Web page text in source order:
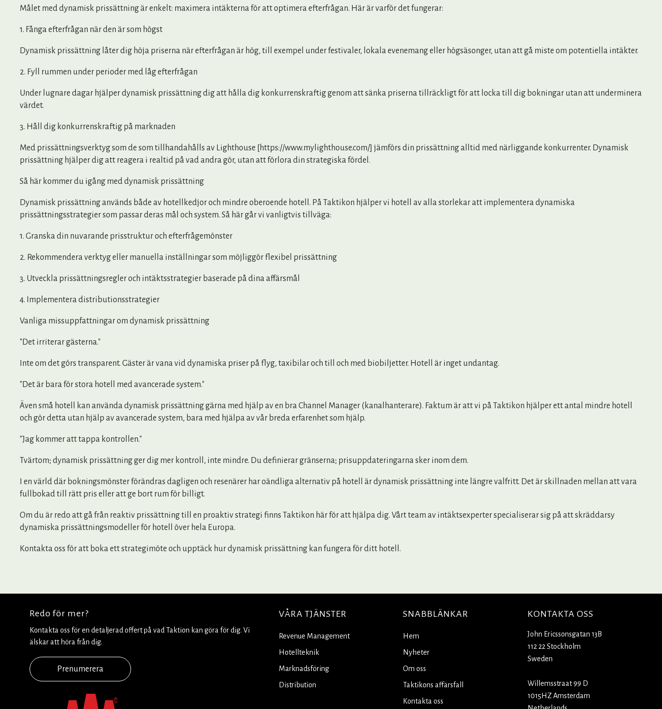
Målet med dynamisk prissättning är enkelt: maximera intäkterna för att optimera efterfrågan. Här är varför det fungerar:
1. Fånga efterfrågan när den är som högst
Dynamisk prissättning låter dig höja priserna när efterfrågan är hög, till exempel under festivaler, lokala evenemang eller högsäsonger, utan att gå miste om potentiella intäkter.
2. Fyll rummen under perioder med låg efterfrågan
Under lugnare dagar hjälper dynamisk prissättning dig att hålla dig konkurrenskraftig genom att sänka priserna tillräckligt för att locka till dig bokningar utan att underminera
värdet.
3. Håll dig konkurrenskraftig på marknaden
Med prissättningsverktyg som de som tillhandahålls av Lighthouse [https://www.mylighthouse.com/] jämförs din prissättning alltid med närliggande konkurrenter. Dynamisk
prissättning hjälper dig att reagera i realtid på vad andra gör, utan att förlora din strategiska fördel.
Så här kommer du igång med dynamisk prissättning
Dynamisk prissättning används både av hotellkedjor och mindre oberoende hotell. På Taktikon hjälper vi hotell av alla storlekar att implementera dynamiska
prissättningsstrategier som passar deras mål och system. Så här går vi vanligtvis tillväga:
1. Granska din nuvarande prisstruktur och efterfrågemönster
2. Rekommendera verktyg eller manuella inställningar som möjliggör flexibel prissättning
3. Utveckla prissättningsregler och intäktsstrategier baserade på dina affärsmål
4. Implementera distributionsstrategier
Vanliga missuppfattningar om dynamisk prissättning
"Det irriterar gästerna."
Inte om det görs transparent. Gäster är vana vid dynamiska priser på flyg, taxibilar och till och med biobiljetter. Hotell är inget undantag.
"Det är bara för stora hotell med avancerade system."
Även små hotell kan använda dynamisk prissättning gärna med hjälp av en bra Channel Manager (kanalhanterare). Faktum är att vi på Taktikon hjälper ett antal mindre hotell
och gör detta utan hjälp av avancerade system, bara med hjälpa av vår breda erfarenhet som hjälp.
"Jag kommer att tappa kontrollen."
Tvärtom; dynamisk prissättning ger dig mer kontroll, inte mindre. Du definierar gränserna; prisuppdateringarna sker inom dem.
I en värld där bokningsmönster förändras dagligen och resenärer har oändliga alternativ på hotell är dynamisk prissättning inte längre valfritt. Det är skillnaden mellan att vara
fullbokad till rätt pris eller att ge bort rum för billigt.
Om du är redo att gå från reaktiv prissättning till en proaktiv strategi finns Taktikon här för att hjälpa dig. Vårt team av intäktsexperter specialiserar sig på att skräddarsy
dynamiska prissättningsmodeller för hotell över hela Europa.
Kontakta oss för att boka ett strategimöte och upptäck hur dynamisk prissättning kan fungera för ditt hotell.
Redo för mer?
Kontakta oss för en detaljerad offert på vad Taktion kan göra för dig. Vi
älskar att höra från dig.
Prenumerera
VÅRA TJÄNSTER
Revenue Management
Hotellteknik
Marknadsföring
Distribution
SNABBLÄNKAR
Hem
Nyheter
Om oss
Taktikons affärsfall
Kontakta oss
KONTAKTA OSS
John Ericssonsgatan 13B
112 22 Stockholm
Sweden
Willemsstraat 99 D
1015HZ Amsterdam